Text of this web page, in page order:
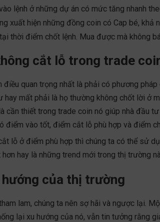
lệnh ở những dự án có mức tăng nhanh
xuất hiện những đồng coin có Cap bé, khả
thời điểm chốt lệnh. Mua được mà không
cắt lỗ trong trade
điều quan trọng nhất là phải có phương
hay mất phải là họ thường không chốt lời ở
cần thiết trong trade coin nó giúp nhà đầu
điểm vào tốt, điểm cắt lỗ phù hợp và điểm
lỗ ở điểm phù hợp thì chúng ta có thể sử
hay là những trend mới trong thị trường
hướng của thị trường
lam, chúng ta nên sợ hãi và ngược lại.
lại xu hướng của nó, vẫn tin tưởng rằng